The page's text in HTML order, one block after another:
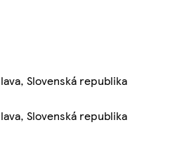
Slovenská republika
Slovenská republika